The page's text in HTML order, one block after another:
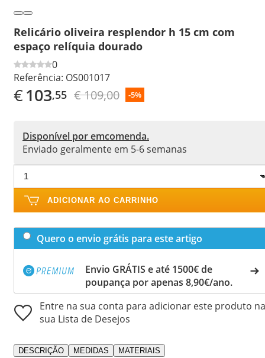
Relicário oliveira resplendor h 15 cm com
espaço relíquia dourado
0
Referência: OS001017
€103,55 € 109,00 -5%
Disponível por emcomenda.
Enviado geralmente em 5-6 semanas
ADICIONAR AO CARRINHO
Quero o envio grátis para este artigo
Envio GRÁTIS e até 1500€ de
poupança por apenas 8,90€/ano.
Entre na sua conta para adicionar este produto na
sua Lista de Desejos
DESCRIÇÃO MEDIDAS MATERIAIS